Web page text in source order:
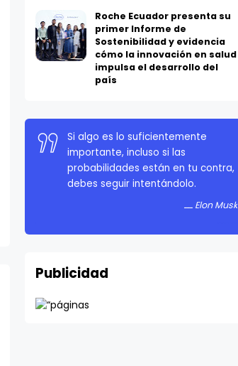
Roche Ecuador presenta su
primer Informe de
Sostenibilidad y evidencia
cómo la innovación en salud
impulsa el desarrollo del
país
Si algo es lo suficientemente
importante, incluso si las
probabilidades están en tu contra,
debes seguir intentándolo.
Elon Musk
Publicidad